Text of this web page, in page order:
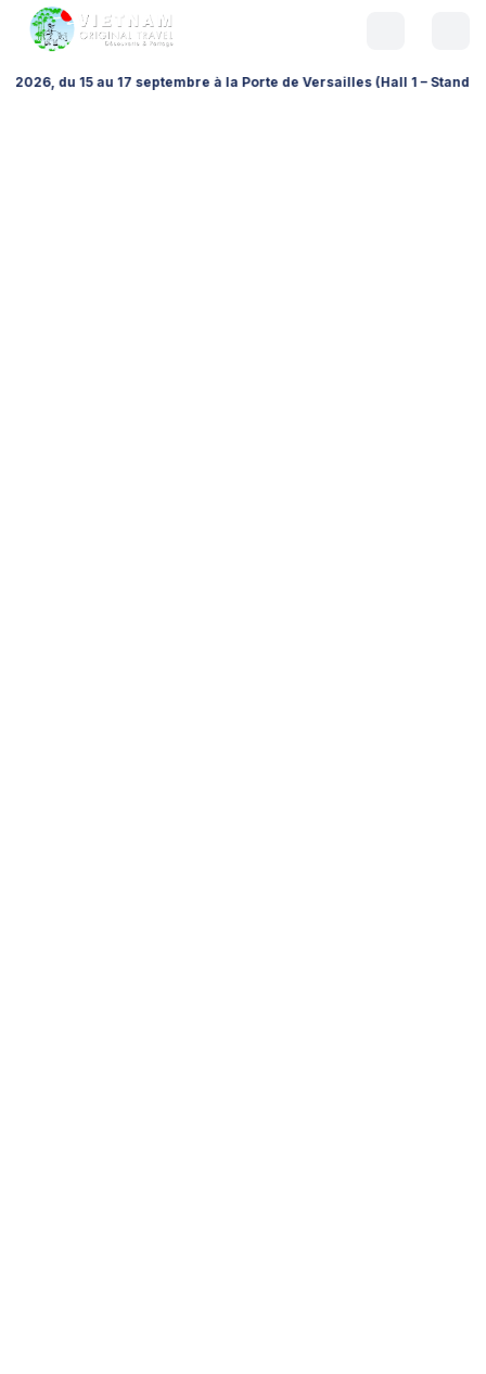
septembre à la Porte de Versailles (Hall 1 – Stand A026), pour